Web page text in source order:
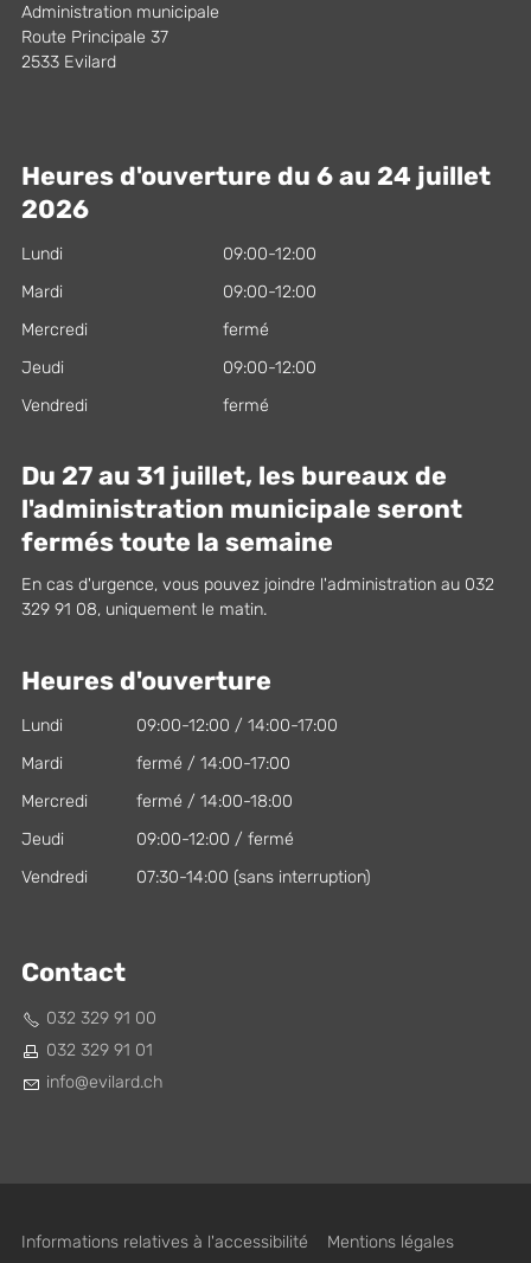
Administration municipale
Route Principale 37
2533 Evilard
Heures d'ouverture du 6 au 24 juillet
2026
Lundi
09:00-12:00
Mardi
09:00-12:00
Mercredi
fermé
Jeudi
09:00-12:00
Vendredi
fermé
Du 27 au 31 juillet, les bureaux de
l'administration municipale seront
fermés toute la semaine
En cas d'urgence, vous pouvez joindre l'administration au 032
329 91 08, uniquement le matin.
Heures d'ouverture
Lundi
09:00-12:00 / 14:00-17:00
Mardi
fermé / 14:00-17:00
Mercredi
fermé / 14:00-18:00
Jeudi
09:00-12:00 / fermé
Vendredi
07:30-14:00 (sans interruption)
Contact
032 329 91 00
032 329 91 01
nf
v l rd ch
Informations relatives à l'accessibilité Mentions légales